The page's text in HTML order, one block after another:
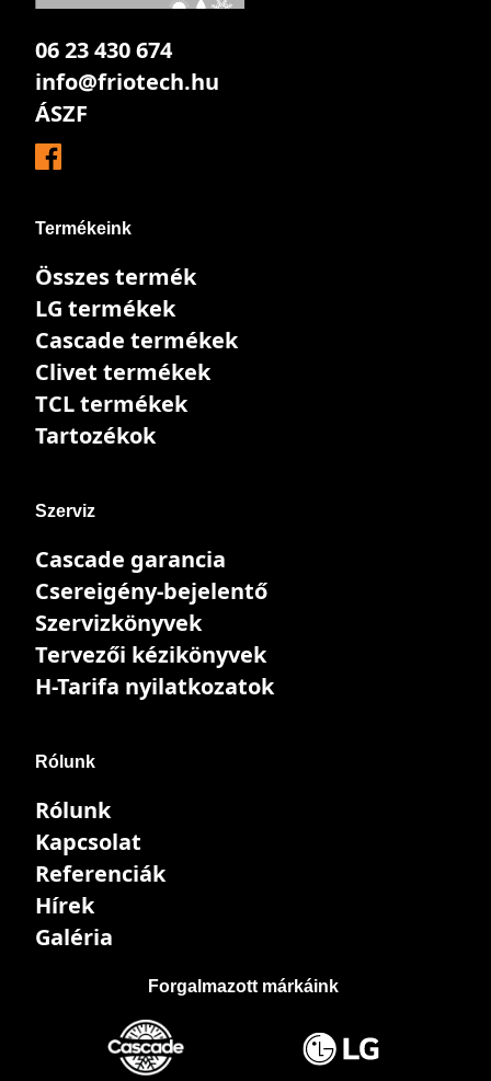
06 23 430 674
info@friotech.hu
ÁSZF
Termékeink
Összes termék
LG termékek
Cascade termékek
Clivet termékek
TCL termékek
Tartozékok
Szerviz
Cascade garancia
Csereigény-bejelentő
Szervizkönyvek
Tervezői kézikönyvek
H-Tarifa nyilatkozatok
Rólunk
Rólunk
Kapcsolat
Referenciák
Hírek
Galéria
Forgalmazott márkáink